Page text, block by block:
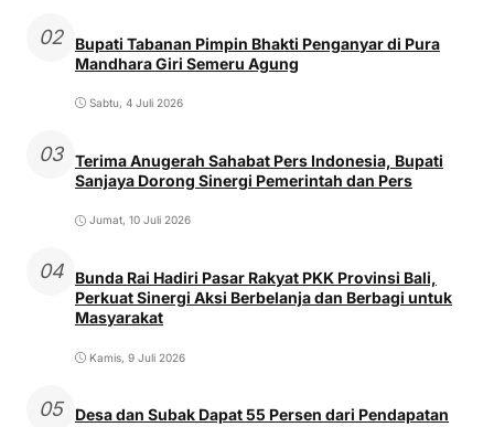
02
Bupati Tabanan Pimpin Bhakti Penganyar di Pura
Mandhara Giri Semeru Agung
Sabtu, 4 Juli 2026
03
Terima Anugerah Sahabat Pers Indonesia, Bupati
Sanjaya Dorong Sinergi Pemerintah dan Pers
Jumat, 10 Juli 2026
04
Bunda Rai Hadiri Pasar Rakyat PKK Provinsi Bali,
Perkuat Sinergi Aksi Berbelanja dan Berbagi untuk
Masyarakat
Kamis, 9 Juli 2026
05
Desa dan Subak Dapat 55 Persen dari Pendapatan